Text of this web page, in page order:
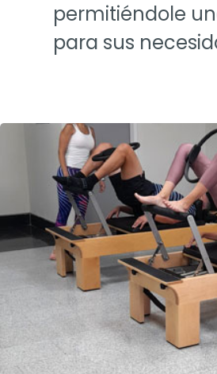
permitiéndole
para sus